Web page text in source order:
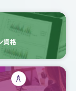
資格